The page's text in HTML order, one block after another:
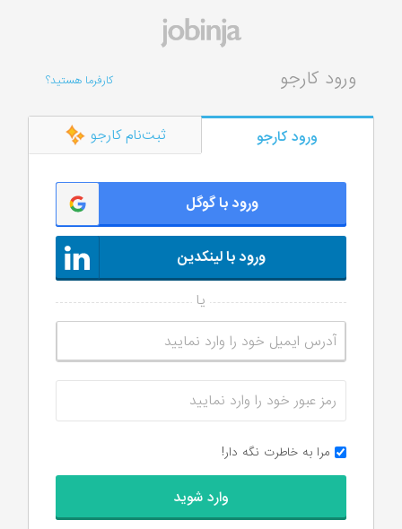
کارفرما هستید؟ ورود کارجو
ورود کارجو ثبت‌نام کارجو
ورود با گوگل
ورود با لینکدین
مرا به خاطرت نگه دار!